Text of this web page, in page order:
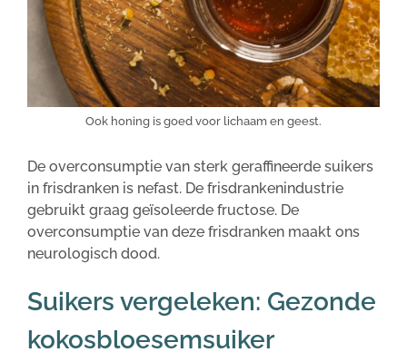
Ook honing is goed voor lichaam en geest.
De overconsumptie van sterk geraffineerde suikers
in frisdranken is nefast. De frisdrankenindustrie
gebruikt graag geïsoleerde fructose. De
overconsumptie van deze frisdranken maakt ons
neurologisch dood.
Suikers vergeleken: Gezonde
kokosbloesemsuiker